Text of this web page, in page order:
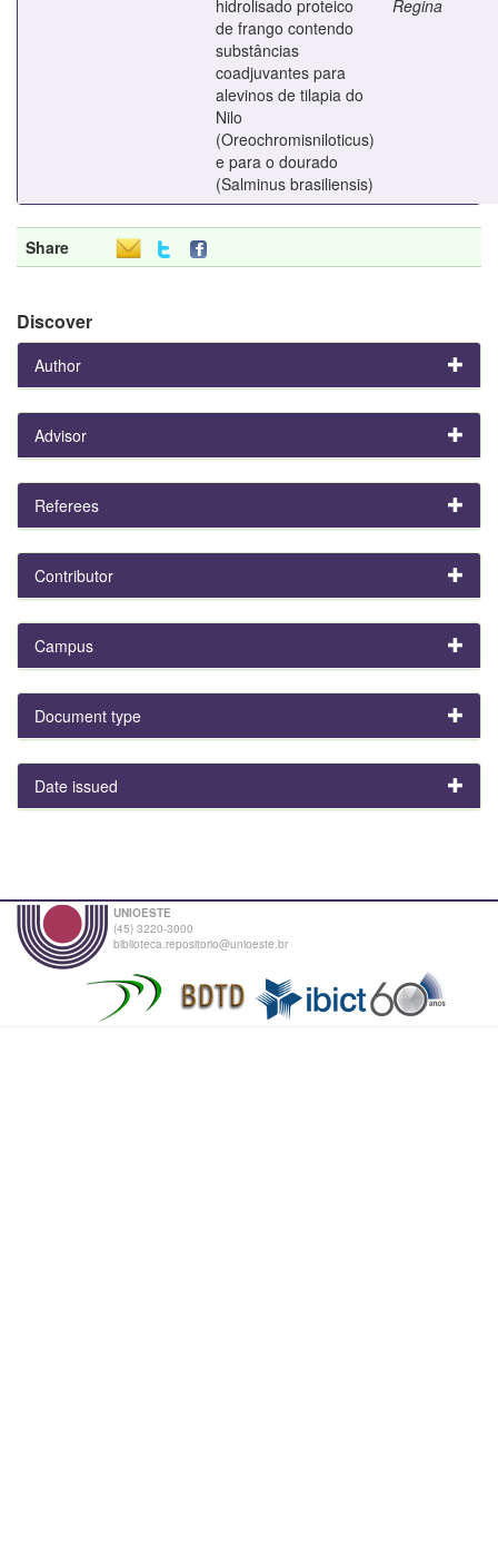
hidrolisado proteico
de frango contendo
substâncias
coadjuvantes para
alevinos de tilapia do
Nilo
(Oreochromisniloticus)
e para o dourado
(Salminus brasiliensis)
Regina
Share
Discover
Author
Advisor
Referees
Contributor
Campus
Document type
Date issued
UNIOESTE
(45) 3220-3000
biblioteca.repositorio@unioeste.br